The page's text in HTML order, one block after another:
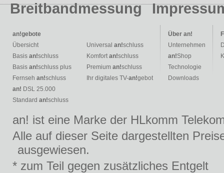
Breitbandmessung
an!gebote
Übersicht
Basis an!schluss
Basis an!schluss plus
Fernseh an!schluss
an! DSL 25.000
Standard an!schluss
Universal an!schluss
Komfort an!schluss
Premium an!schluss
Ihr digitales TV-an!gebot
Über an!
Unternehmen
an!Shop
Technologie
Downloads
an! ist eine Marke der HLkomm
Alle auf dieser Seite dargestellten
ausgewiesen.
* zum Teil gegen zusätzliches Entgelt